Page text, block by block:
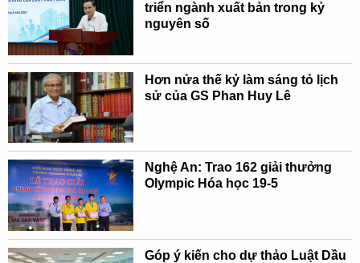
triển ngành xuất bản trong kỷ
nguyên số
Hơn nửa thế kỷ làm sáng tỏ lịch
sử của GS Phan Huy Lê
Nghệ An: Trao 162 giải thưởng
Olympic Hóa học 19-5
Góp ý kiến cho dự thảo Luật Dầu